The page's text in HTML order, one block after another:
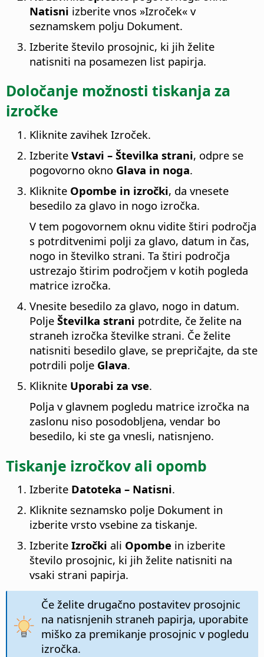
Natisni izberite vnos »Izroček« v
seznamskem polju Dokument.
Izberite število prosojnic, ki jih želite
natisniti na posamezen list papirja.
Določanje možnosti tiskanja za
izročke
Kliknite zavihek Izroček.
Izberite Vstavi – Številka strani, odpre se
pogovorno okno Glava in noga.
Kliknite Opombe in izročki, da vnesete
besedilo za glavo in nogo izročka.
V tem pogovornem oknu vidite štiri področja
s potrditvenimi polji za glavo, datum in čas,
nogo in številko strani. Ta štiri področja
ustrezajo štirim področjem v kotih pogleda
matrice izročka.
Vnesite besedilo za glavo, nogo in datum.
Polje Številka strani potrdite, če želite na
straneh izročka številke strani. Če želite
natisniti besedilo glave, se prepričajte, da ste
potrdili polje Glava.
Kliknite Uporabi za vse.
Polja v glavnem pogledu matrice izročka na
zaslonu niso posodobljena, vendar bo
besedilo, ki ste ga vnesli, natisnjeno.
Tiskanje izročkov ali opomb
Izberite Datoteka – Natisni.
Kliknite seznamsko polje Dokument in
izberite vrsto vsebine za tiskanje.
Izberite Izročki ali Opombe in izberite
število prosojnic, ki jih želite natisniti na
vsaki strani papirja.
Če želite drugačno postavitev prosojnic
na natisnjenih straneh papirja, uporabite
miško za premikanje prosojnic v pogledu
izročka.